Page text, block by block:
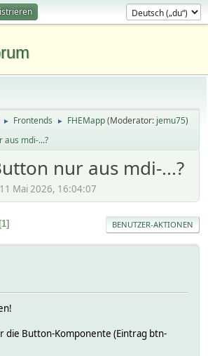
► Frontends ► FHEMapp(Moderator: jemu75)
aus mdi-...?
nur aus mdi-...?
Mai 2026, 16:04:07
1 BENUTZER-AKTIONEN
die Button-Komponente (Eintrag btn-